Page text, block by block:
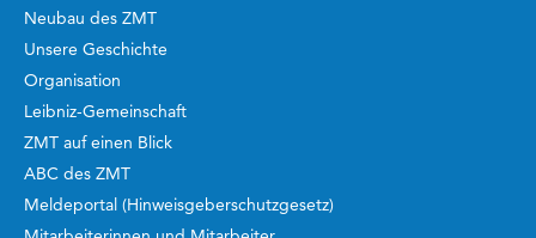
Neubau des ZMT
Unsere Geschichte
Organisation
Leibniz-Gemeinschaft
ZMT auf einen Blick
ABC des ZMT
Meldeportal (Hinweisgeberschutzgesetz)